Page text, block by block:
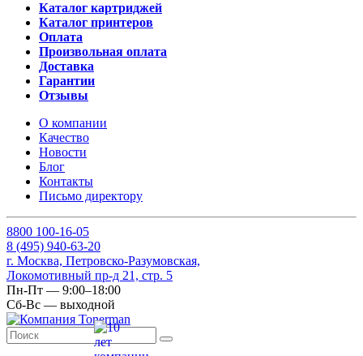
Каталог картриджей
Каталог принтеров
Оплата
Произвольная оплата
Доставка
Гарантии
Отзывы
О компании
Качество
Новости
Блог
Контакты
Письмо директору
8800 100-16-05
8 (495) 940-63-20
г. Москва, Петровско-Разумовская,
Локомотивный пр-д 21, стр. 5
Пн-Пт — 9:00–18:00
Сб-Вс — выходной